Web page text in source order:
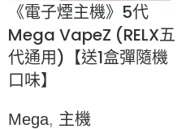
《電子煙主機》5代
Mega VapeZ (RELX五
代通用)【送1盒彈隨機
口味】
Mega, 主機